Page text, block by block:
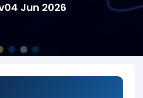
04 Jun 2026